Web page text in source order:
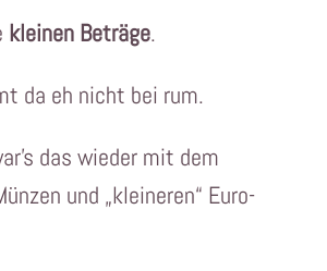
kleinen Beträge.
da eh nicht bei rum.
das wieder mit dem
und „kleineren“ Euro-